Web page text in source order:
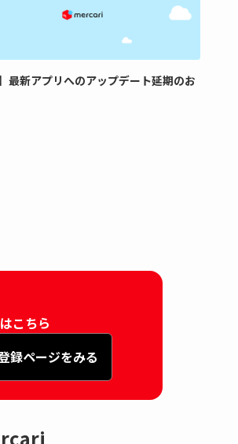
】最新アプリへのアップデート延期のお
こちら
録ページをみる